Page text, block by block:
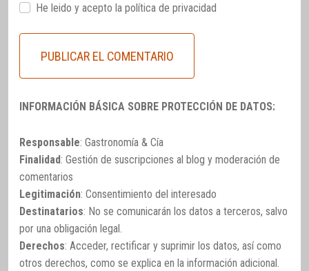
He leido y acepto la política de privacidad
INFORMACIÓN BÁSICA SOBRE PROTECCIÓN DE DATOS:
Responsable: Gastronomía & Cía
Finalidad: Gestión de suscripciones al blog y moderación de
comentarios
Legitimación: Consentimiento del interesado
Destinatarios: No se comunicarán los datos a terceros, salvo
por una obligación legal.
Derechos: Acceder, rectificar y suprimir los datos, así como
otros derechos, como se explica en la información adicional.